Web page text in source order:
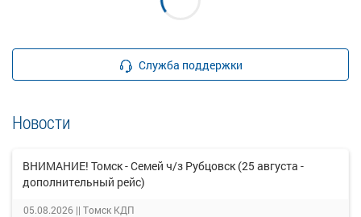
Служба поддержки
Новости
ВНИМАНИЕ! Томск - Семей ч/з Рубцовск (25 августа -
дополнительный рейс)
05.08.2026 || Томск КДП